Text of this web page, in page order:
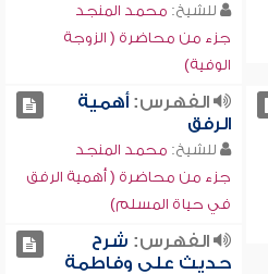
للشيخ: محمد المنجد
جزء من محاضرة ( الزوجة
الوفية)
الفهرس:أهمية
الرفق
للشيخ: محمد المنجد
جزء من محاضرة ( أهمية الرفق
في حياة المسلم)
الفهرس: شرح
حديث علي وفاطمة